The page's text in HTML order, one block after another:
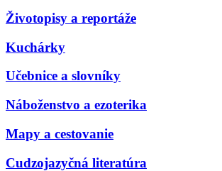
Životopisy a reportáže
Kuchárky
Učebnice a slovníky
Náboženstvo a ezoterika
Mapy a cestovanie
Cudzojazyčná literatúra